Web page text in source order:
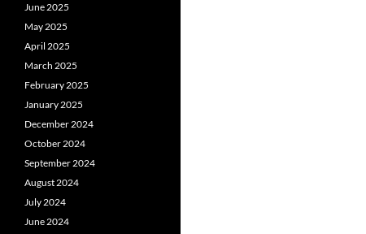
June 2025
May 2025
April 2025
March 2025
February 2025
January 2025
December 2024
October 2024
September 2024
August 2024
July 2024
June 2024